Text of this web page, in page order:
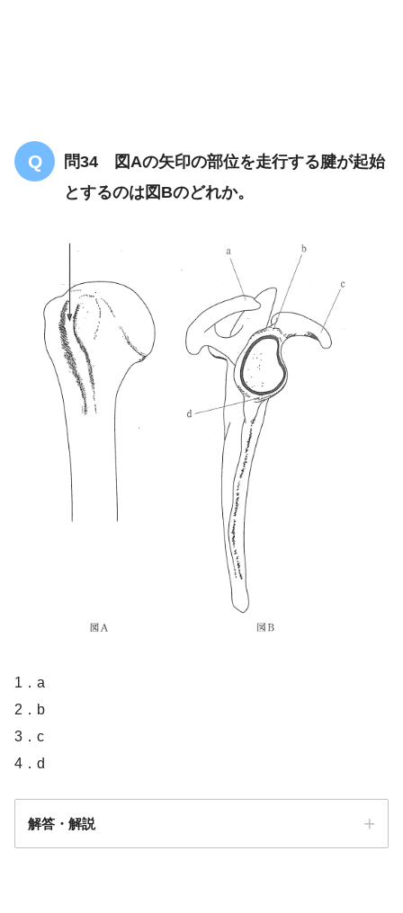
問34 図Aの矢印の部位を走行する腱が起始
とするのは図Bのどれか。
1．a
2．b
3．c
4．d
解答・解説